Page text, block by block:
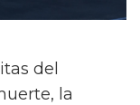
del
la